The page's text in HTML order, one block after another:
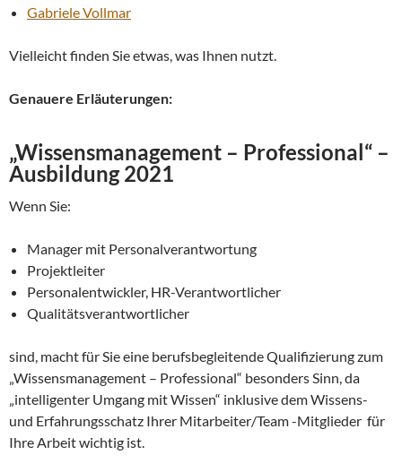
Gabriele Vollmar
Vielleicht finden Sie etwas, was Ihnen nutzt.
Genauere Erläuterungen:
„Wissensmanagement – Professional“ –
Ausbildung 2021
Wenn Sie:
Manager mit Personalverantwortung
Projektleiter
Personalentwickler, HR-Verantwortlicher
Qualitätsverantwortlicher
sind, macht für Sie eine berufsbegleitende Qualifizierung zum
„Wissensmanagement – Professional“ besonders Sinn, da
„intelligenter Umgang mit Wissen“ inklusive dem Wissens-
und Erfahrungsschatz Ihrer Mitarbeiter/Team -Mitglieder für
Ihre Arbeit wichtig ist.